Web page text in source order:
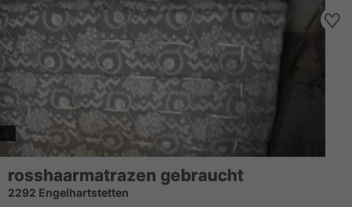
rosshaarmatrazen gebraucht
2292 Engelhartstetten